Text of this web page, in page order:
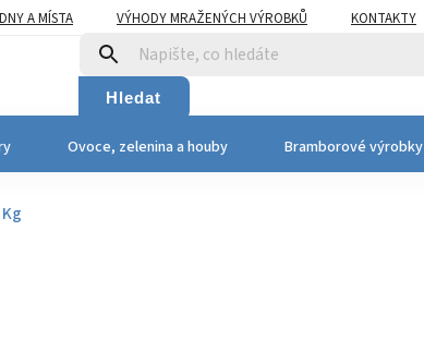
A MÍSTA VÝHODY MRAŽENÝCH VÝROBKŮ KONTAKTY
Hledat
Ovoce, zelenina a houby Bramborové výrobky